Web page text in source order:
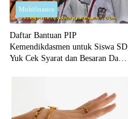
Multifinance
Daftar Bantuan PIP
Kemendikdasmen untuk Siswa SD,
Yuk Cek Syarat dan Besaran Dana